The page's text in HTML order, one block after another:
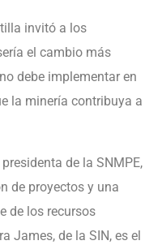
invitó a los
el cambio más
debe implementar en
la minería contribuya a
de la SNMPE,
de proyectos y una
de los recursos
James, de la SIN, es el